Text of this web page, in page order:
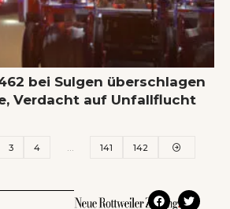
bei Sulgen überschlagen
Verdacht auf Unfallflucht
3 4 141 142